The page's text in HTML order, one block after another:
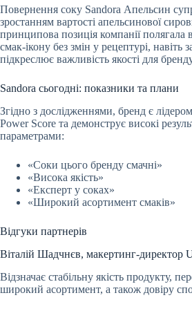
Повернення соку Sandora Апельсин
зростанням вартості апельсинової
принципова позиція компанії полягала
смак-ікону без змін у рецептурі,
підкреслює важливість якості для
Sandora сьогодні: показники та плани
Згідно з дослідженнями, бренд є
Power Score та демонструє високі
параметрами:
«Соки цього бренду смачні»
«Висока якість»
«Експерт у соках»
«Широкий асортимент смаків»
Відгуки партнерів
Віталій Шадчнєв, макертинг-директор
Відзначає стабільну якість продукту,
широкий асортимент, а також довіру